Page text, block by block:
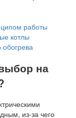
работы
котлы
на
из-за чего